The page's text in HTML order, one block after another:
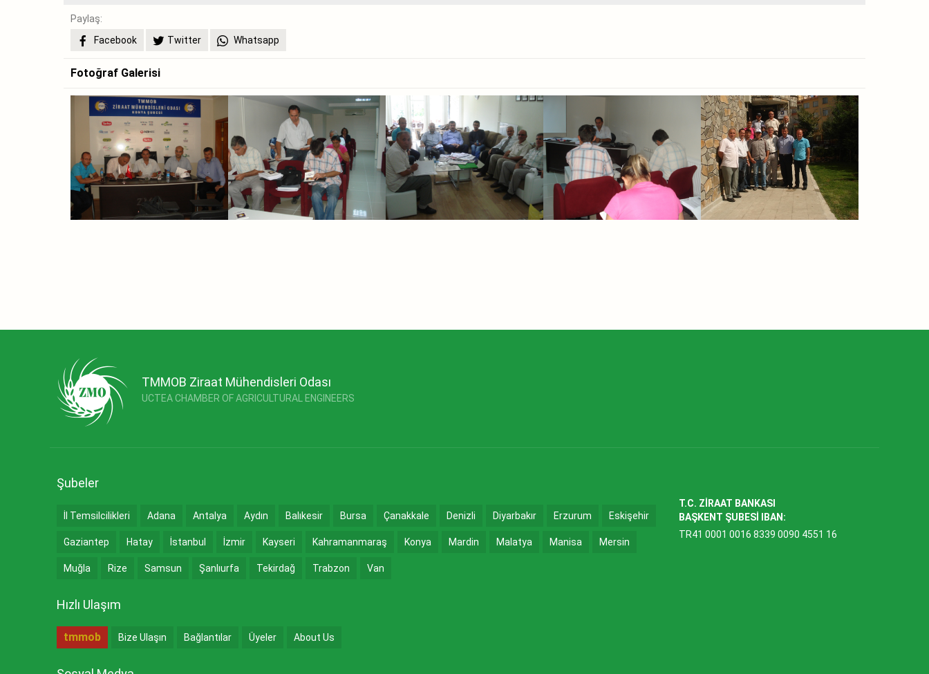
Paylaş:
Facebook
Twitter Whatsapp
Fotoğraf Galerisi
TMMOB Ziraat Mühendisleri Odası
UCTEA CHAMBER OF AGRICULTURAL ENGINEERS
Şubeler
İl Temsilcilikleri Adana Antalya Aydın Balıkesir Bursa Çanakkale Denizli Diyarbakır Erzurum Eskişehir
Gaziantep Hatay İstanbul İzmir Kayseri Kahramanmaraş Konya Mardin Malatya Manisa Mersin
Muğla Rize Samsun Şanlıurfa Tekirdağ Trabzon Van
Hızlı Ulaşım
tmmob Bize Ulaşın Bağlantılar Üyeler About Us
T.C. ZİRAAT BANKASI
BAŞKENT ŞUBESİ IBAN:
TR41 0001 0016 8339 0090 4551 16